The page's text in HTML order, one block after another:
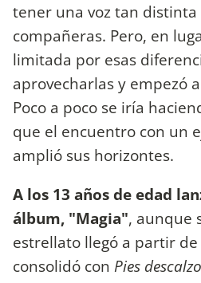
tener una voz tan distinta
compañeras. Pero, en
limitada por esas
aprovecharlas y empezó
Poco a poco se iría
que el encuentro con un
amplió sus horizontes.
A los 13 años de edad
álbum, "Magia", aunque
estrellato llegó a partir de
consolidó con Pies